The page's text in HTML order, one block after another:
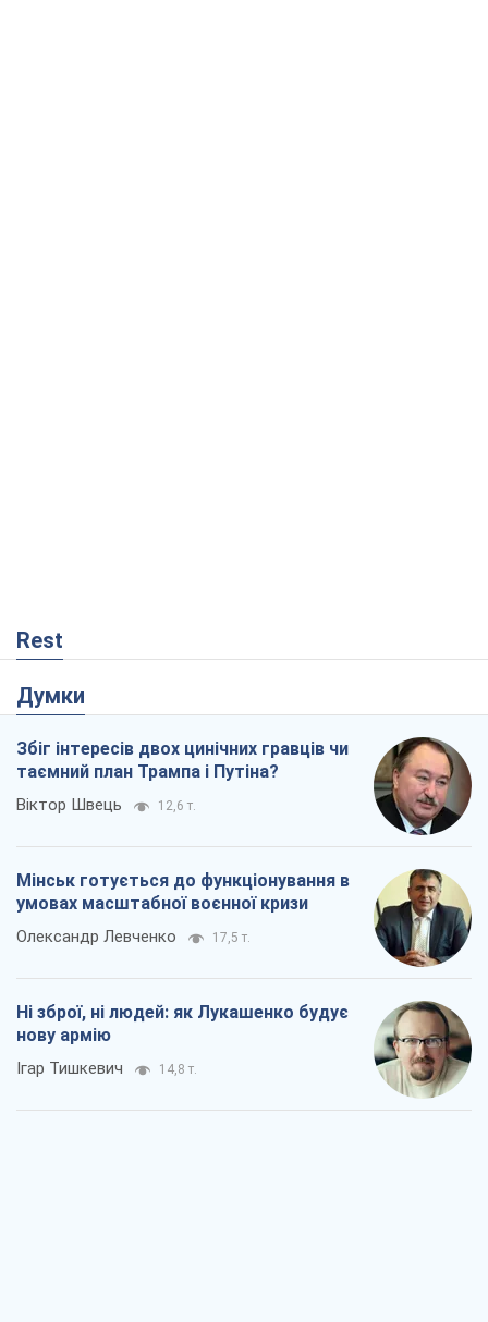
Rest
Думки
Збіг інтересів двох цинічних гравців чи
таємний план Трампа і Путіна?
Віктор Швець 12,6 т.
Мінськ готується до функціонування в
умовах масштабної воєнної кризи
Олександр Левченко 17,5 т.
Ні зброї, ні людей: як Лукашенко будує
нову армію
Ігар Тишкевич 14,8 т.